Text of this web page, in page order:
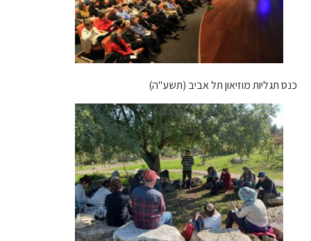
כנס תגליות מוזיאון תל אביב (תשע"ה)